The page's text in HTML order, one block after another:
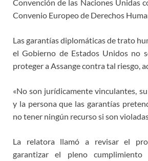
Convención de las Naciones Unidas
Convenio Europeo de Derechos
Las garantías diplomáticas de trato
el Gobierno de Estados Unidos no
proteger a Assange contra tal riesgo,
«No son jurídicamente vinculantes,
y la persona que las garantías
no tener ningún recurso si son
La relatora llamó a revisar el
garantizar el pleno